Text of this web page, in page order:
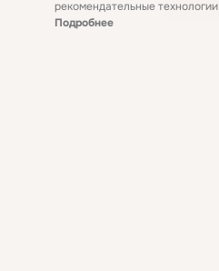
рекомендательные технологии
Подробнее